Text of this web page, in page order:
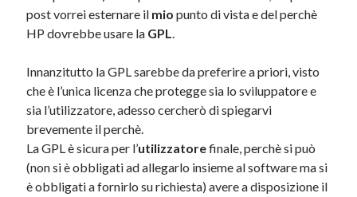
Grazie a
post vorrei esternare il mio punto di vista e del perchè
HP dovrebbe usare la GPL.
Innanzitutto la GPL sarebbe da preferire a priori, visto
che è l’unica licenza che protegge sia lo sviluppatore e
sia l’utilizzatore, adesso cercherò di spiegarvi
brevemente il perchè.
La GPL è sicura per l’utilizzatorefinale, perchè si può
(non si è obbligati ad allegarlo insieme al software ma si
è obbligati a fornirlo su richiesta) avere a disposizione il